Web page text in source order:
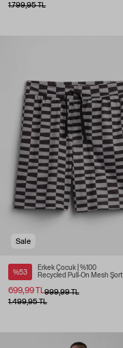
1.799,95 TL
Sale
%53
Erkek Çocuk | %100
Recycled Pull-On Mesh Şort
999,99 TL
699,99 TL
1.499,95 TL